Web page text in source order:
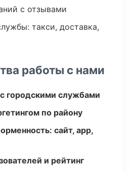
с отзывами
такси, доставка,
работы с нами
городскими службами
по району
сайт, app,
и рейтинг